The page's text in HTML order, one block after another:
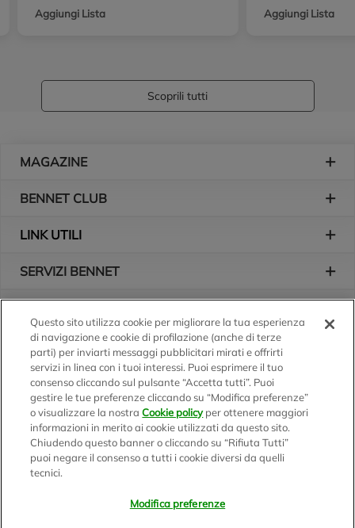
Aggiungi Lista Aggiungi Lista
Scoprili tutti
MAGAZINE
BENNET CLUB
LINK UTILI
SERVIZI BENNET
Logo Bennet
Seguici sui nostri canali
Scarica l'app
Questo sito utilizza cookie per migliorare la tua esperienza
di navigazione e cookie di profilazione (anche di terze
parti) per inviarti messaggi pubblicitari mirati e offrirti
servizi in linea con i tuoi interessi. Puoi esprimere il tuo
consenso cliccando sul pulsante “Accetta tutti”. Puoi
gestire le tue preferenze cliccando su “Modifica preferenze”
o visualizzare la nostraCookie policyper ottenere maggiori
informazioni in merito ai cookie utilizzati da questo sito.
Chiudendo questo banner o cliccando su “Rifiuta Tutti”
puoi negare il consenso a tutti i cookie diversi da quelli
tecnici.
Modifica preferenze